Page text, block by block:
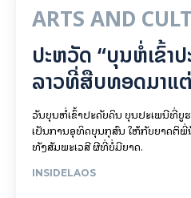
ARTS AND
ປະຫວັດ “ບຸນຫໍ່ເຂົ້າ
ລາວທີ່ສືບທອດມາແ
ວັນບຸນຫໍ່ເຂົ້າປະດັບດິນ ບຸນປະເພນີທີ່ບູ
ເປັນການອຸທິດບຸນກຸສົນ ໃຫ້ກັບຍາດຕິ
ທັງສັມພະເວສີ ຜີທີ່ບໍ່ມີຍາດ.
INSIDELAOS